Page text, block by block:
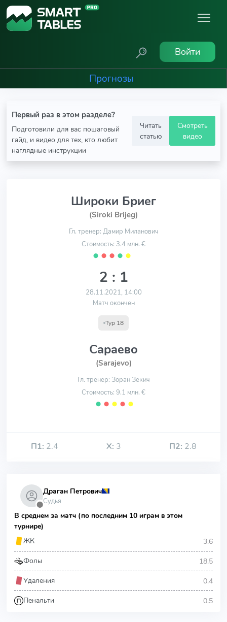
Войти
Прогнозы
Первый раз в этом разделе?
Подготовили для вас пошаговый
гайд, и видео для тех, кто любит
наглядные инструкции
Читать
статью
Смотреть
видео
Широки Бриег
(Siroki Brijeg)
Гл. тренер: Дамир Миланович
Стоимость: 3.4 млн. €
⬤ ⬤ ⬤ ⬤ ⬤
2 : 1
28.11.2021, 14:00
Матч окончен
Тур 18
Сараево
(Sarajevo)
Гл. тренер: Зоран Зекич
Стоимость: 9.1 млн. €
⬤ ⬤ ⬤ ⬤ ⬤
П1: 2.4 Х: 3 П2: 2.8
⬤
Драган Петрович
Судья
В среднем за матч (по последним 10 играм в этом
турнире)
ЖК
3.6
Фолы 18.5
Удаления 0.4
Пенальти 0.5